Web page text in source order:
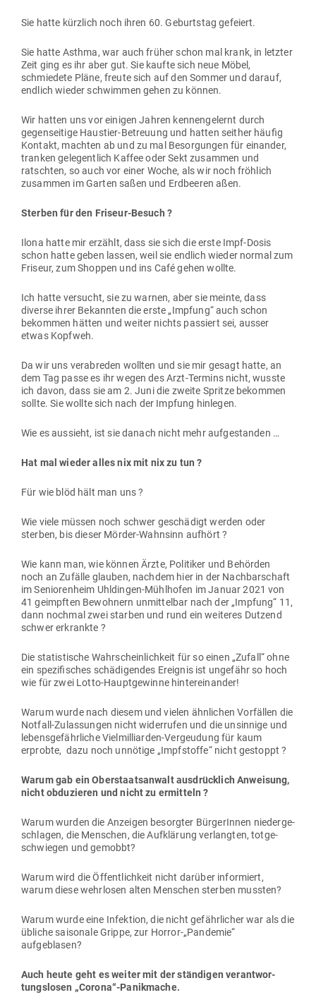
Sie hatte kürzlich noch ihren 60. Geburtstag gefeiert.
Sie hatte Asthma, war auch früher schon mal krank, in letzter
Zeit ging es ihr aber gut. Sie kaufte sich neue Möbel,
schmiedete Pläne, freute sich auf den Sommer und darauf,
endlich wieder schwimmen gehen zu können.
Wir hatten uns vor einigen Jahren ken­nen­ge­lernt durch
gegen­seitige Haustier-Betreuung und hatten seither häufig
Kontakt, machten ab und zu mal Besor­gungen für ein­ander,
tranken gele­gentlich Kaffee oder Sekt zusammen und
ratschten, so auch vor einer Woche, als wir noch fröhlich
zusammen im Garten saßen und Erd­beeren aßen.
Sterben für den Friseur-Besuch ?
Ilona hatte mir erzählt, dass sie sich die erste Impf-Dosis
schon hatte geben lassen, weil sie endlich wieder normal zum
Friseur, zum Shoppen und ins Café gehen wollte.
Ich hatte ver­sucht, sie zu warnen, aber sie meinte, dass
diverse ihrer Bekannten die erste „Impfung“ auch schon
bekommen hätten und weiter nichts pas­siert sei, ausser
etwas Kopfweh.
Da wir uns ver­ab­reden wollten und sie mir gesagt hatte, an
dem Tag passe es ihr wegen des Arzt-Termins nicht, wusste
ich davon, dass sie am 2. Juni die zweite Spritze bekommen
sollte. Sie wollte sich nach der Impfung hinlegen.
Wie es aus­sieht, ist sie danach nicht mehr aufgestanden …
Hat mal wieder alles nix mit nix zu tun ?
Für wie blöd hält man uns ?
Wie viele müssen noch schwer geschädigt werden oder
sterben, bis dieser Mörder-Wahnsinn aufhört ?
Wie kann man, wie können Ärzte, Poli­tiker und Behörden
noch an Zufälle glauben, nachdem hier in der Nach­bar­schaft
im Senio­renheim Uhl­dingen-Mühl­hofen im Januar 2021 von
41 geimpften Bewohnern unmit­telbar nach der „Impfung“ 11,
dann nochmal zwei starben und rund ein wei­teres Dutzend
schwer erkrankte ?
Die sta­tis­tische Wahr­schein­lichkeit für so einen „Zufall“ ohne
ein spe­zi­fi­sches schä­di­gendes Ereignis ist ungefähr so hoch
wie für zwei Lotto-Haupt­ge­winne hintereinander!
Warum wurde nach diesem und vielen ähn­lichen Vor­fällen die
Notfall-Zulas­sungen nicht wider­rufen und die unsinnige und
lebens­ge­fähr­liche Viel­mil­li­arden-Ver­geudung für kaum
erprobte, dazu noch unnötige „Impf­stoffe“ nicht gestoppt ?
Warum gab ein Ober­staats­anwalt aus­drücklich Anweisung,
nicht obdu­zieren und nicht zu ermitteln ?
Warum wurden die Anzeigen besorgter Bür­ge­rInnen nie­der­ge­
schlagen, die Men­schen, die Auf­klärung ver­langten, tot­ge­
schwiegen und gemobbt?
Warum wird die Öffent­lichkeit nicht darüber infor­miert,
warum diese wehr­losen alten Men­schen sterben mussten?
Warum wurde eine Infektion, die nicht gefähr­licher war als die
übliche sai­sonale Grippe, zur Horror-„Pandemie“
aufgeblasen?
Auch heute geht es weiter mit der stän­digen ver­ant­wor­
tungs­losen „Corona“-Panikmache.